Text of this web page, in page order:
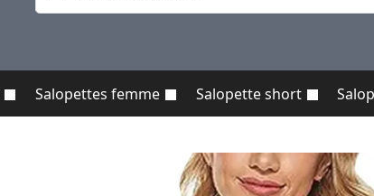
Salopettes femme Salopette short